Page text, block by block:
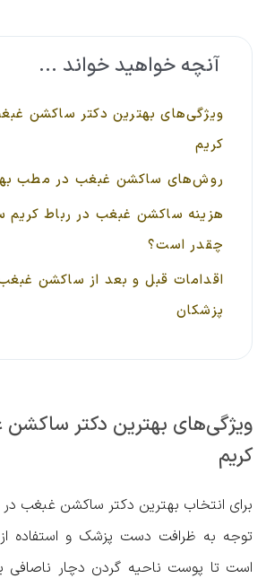
آنچه خواهید خواند ...
ویژگی‌های بهترین دکتر ساکشن
کریم
روش‌های ساکشن غبغب در مطب
چقدر است؟
اقدامات قبل و بعد از ساکشن
پزشکان
ویژگی‌های بهترین دکتر
کریم
برای انتخاب بهترین دکتر ساکشن غبغب در
توجه به ظرافت دست پزشک و استفاده
است تا پوست ناحیه گردن دچار ناصافی